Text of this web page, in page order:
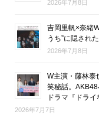
2026年7月8日
吉岡里帆×奈緒
うち”に隠され
2026年7月8日
W主演・藤林泰
笑秘話。
ドラマ『ドラ
2026年7月7日